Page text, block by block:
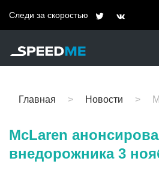
Следи за скоростью
Главная Новости
McLaren
внедорожника 3